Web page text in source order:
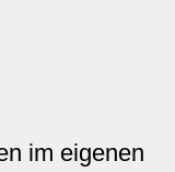
im eigenen